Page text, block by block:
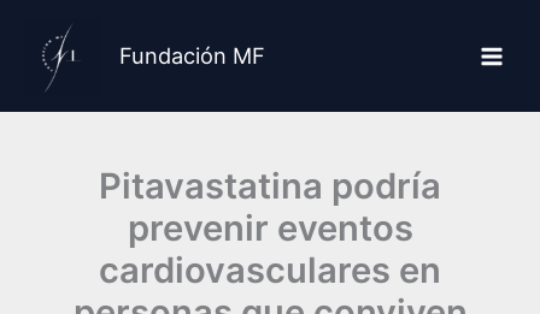
contenido
Fundación MF
Pitavastatina podría
prevenir eventos
cardiovasculares en